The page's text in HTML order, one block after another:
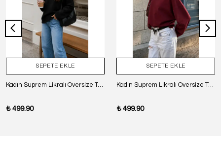
SEPETE EKLE
Kadın Suprem Likralı Oversize T-Shirt - SİYAH
₺ 499.90
SEPETE EKLE
Kadın Suprem Likralı Oversize T-Shirt - BORDO
₺ 499.90